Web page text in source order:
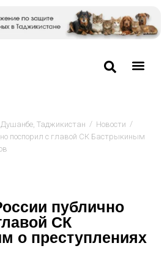
Таджикистан / Новости /
поспорил с главой СК Бастрыкиным
публично
СК
о преступлениях